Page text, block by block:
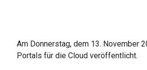
Am Donnerstag, dem 13. November
Portals für die Cloud veröffentlicht.